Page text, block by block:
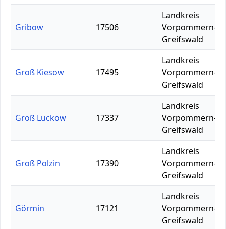
Gribow 17506
Landkreis
Vorpommern-
Greifswald
Groß Kiesow 17495
Landkreis
Vorpommern-
Greifswald
Groß Luckow 17337
Landkreis
Vorpommern-
Greifswald
Groß Polzin 17390
Landkreis
Vorpommern-
Greifswald
Görmin 17121
Landkreis
Vorpommern-
Greifswald